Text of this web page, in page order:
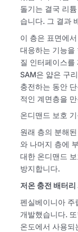
돌기는 결국 리
습니다. 그 결과
이 층은 표면에
대응하는 기능을
질 인터페이스를
SAM은 얇은 구
충전하는 동안
적인 계면층을
온디맨드 보호
원래 층의 분해
와 나머지 층에
대한 온디맨드
방지합니다.
저온 충전 배터리
펜실베이니아 주
개발했습니다.
온도에서 사용되